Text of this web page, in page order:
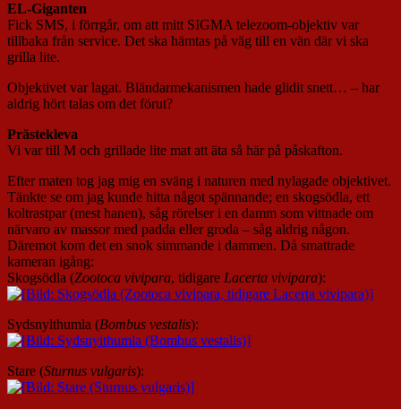
EL-Giganten
Fick SMS, i förrgår, om att mitt SIGMA telezoom-objektiv var
tillbaka från service. Det ska hämtas på väg till en vän där vi ska
grilla lite.
Objektivet var lagat. Bländarmekanismen hade glidit snett… – har
aldrig hört talas om det förut?
Prästekleva
Vi var till M och grillade lite mat att äta så här på påskafton.
Efter maten tog jag mig en sväng i naturen med nylagade objektivet.
Tänkte se om jag kunde hitta något spännande; en skogsödla, ett
koltrastpar (mest hanen), såg rörelser i en damm som vittnade om
närvaro av massor med padda eller groda – såg aldrig någon.
Däremot kom det en snok simmande i dammen. Då smattrade
kameran igång:
Skogsödla (Zootoca vivipara, tidigare Lacerta vivipara):
Sydsnylthumla (Bombus vestalis):
Stare (Sturnus vulgaris):